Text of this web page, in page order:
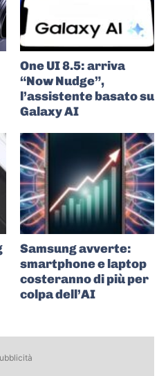
One UI 8.5: arriva
“Now Nudge”,
l’assistente basato su
Galaxy AI
Samsung avverte:
smartphone e laptop
costeranno di più per
colpa dell’AI